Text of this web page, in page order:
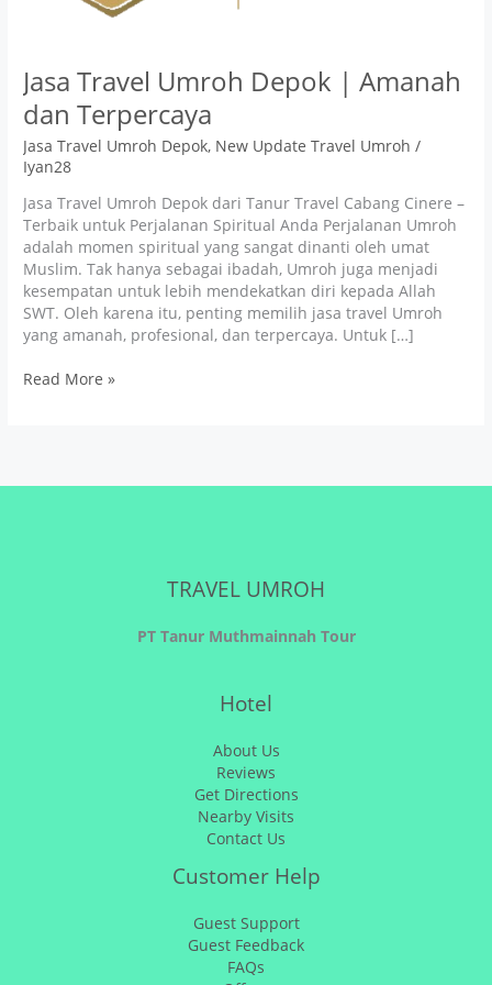
Jasa Travel Umroh Depok | Amanah
dan Terpercaya
Jasa Travel Umroh Depok, New Update Travel Umroh /
Iyan28
Jasa Travel Umroh Depok dari Tanur Travel Cabang Cinere –
Terbaik untuk Perjalanan Spiritual Anda Perjalanan Umroh
adalah momen spiritual yang sangat dinanti oleh umat
Muslim. Tak hanya sebagai ibadah, Umroh juga menjadi
kesempatan untuk lebih mendekatkan diri kepada Allah
SWT. Oleh karena itu, penting memilih jasa travel Umroh
yang amanah, profesional, dan terpercaya. Untuk […]
Read More »
TRAVEL UMROH
PT Tanur Muthmainnah Tour
Hotel
About Us
Reviews
Get Directions
Nearby Visits
Contact Us
Customer Help
Guest Support
Guest Feedback
FAQs